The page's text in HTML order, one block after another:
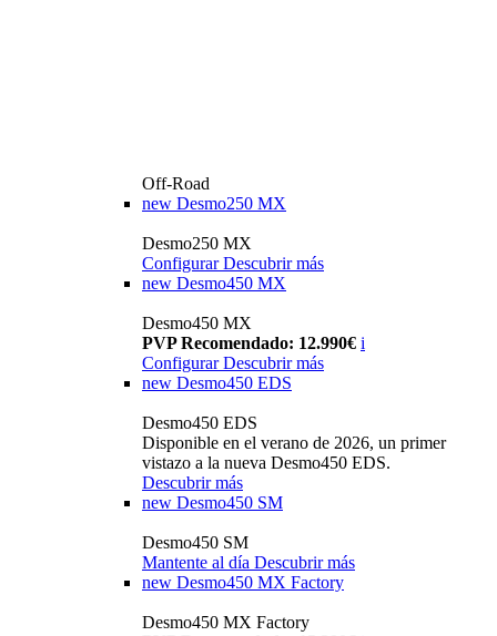
Off-Road
new Desmo250 MX
Desmo250 MX
Configurar Descubrir más
new Desmo450 MX
Desmo450 MX
PVP Recomendado: 12.990€ i
Configurar Descubrir más
new Desmo450 EDS
Desmo450 EDS
Disponible en el verano de 2026, un primer
vistazo a la nueva Desmo450 EDS.
Descubrir más
new Desmo450 SM
Desmo450 SM
Mantente al día Descubrir más
new Desmo450 MX Factory
Desmo450 MX Factory